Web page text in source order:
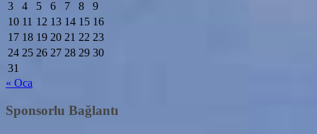
3
4 5 6 7 8
9
10 11 12 13 14 15 16
17 18 19 20 21 22 23
24 25 26 27 28 29 30
31
« Oca
Sponsorlu Bağlantı